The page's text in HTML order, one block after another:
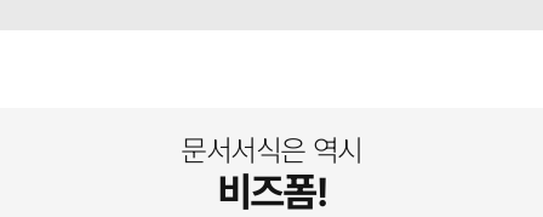
문서서식은 역시
비즈폼!